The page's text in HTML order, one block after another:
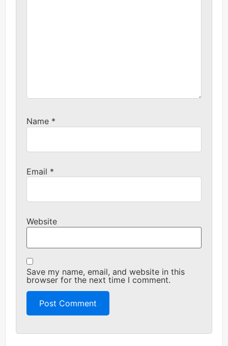
Name *
Email *
Website
Save my name, email, and website in this
browser for the next time I comment.